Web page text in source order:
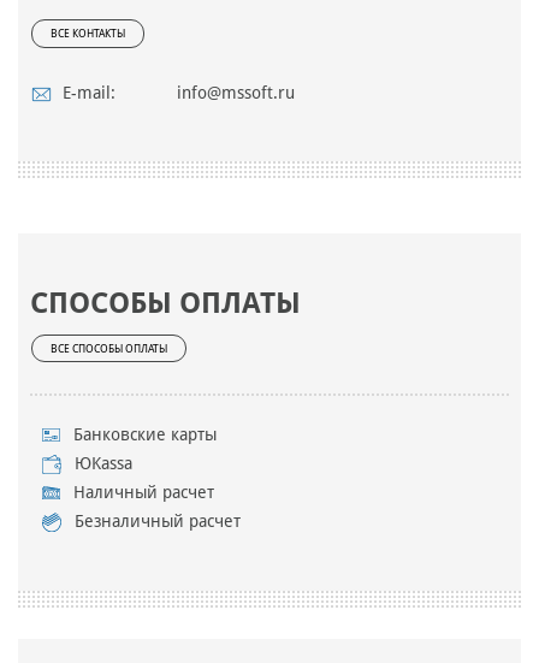
ВСЕ КОНТАКТЫ
E-mail: info@mssoft.ru
СПОСОБЫ ОПЛАТЫ
ВСЕ СПОСОБЫ ОПЛАТЫ
Банковские карты
ЮKassa
Наличный расчет
Безналичный расчет